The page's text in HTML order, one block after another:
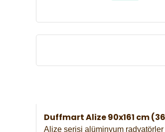
Duffmart Alize 90x161 cm
Alize serisi alüminyum